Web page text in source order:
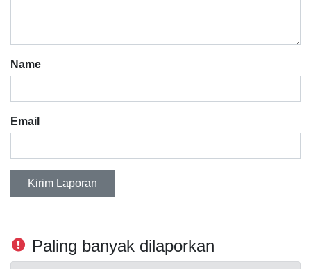
Name
Email
Kirim Laporan
Paling banyak dilaporkan